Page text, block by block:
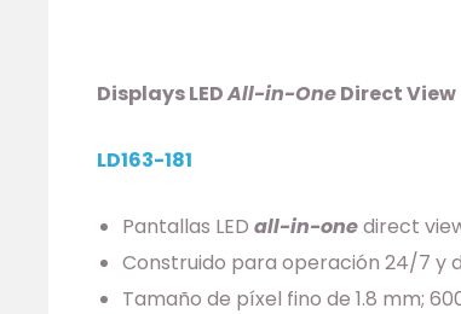
Displays LEDAll-in-OneDirect View
LD163-181
Pantallas LEDall-in-onedirect
Construido para operación 24/7 y
Tamaño de píxel fino de 1.8 mm;